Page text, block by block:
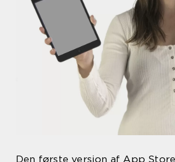
Den første version af App